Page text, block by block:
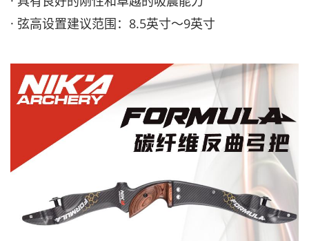
· 弦高设置建议范围：8.5英寸～9英寸